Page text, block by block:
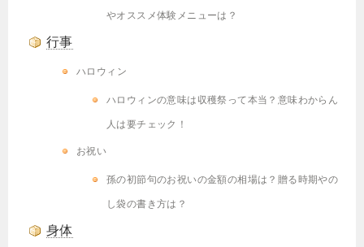
やオススメ体験メニューは？
行事
ハロウィン
ハロウィンの意味は収穫祭って本当？意味わからん
人は要チェック！
お祝い
孫の初節句のお祝いの金額の相場は？贈る時期やの
し袋の書き方は？
身体